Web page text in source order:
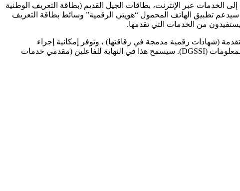
والولوج العادل إلى الخدمات عبر الإنترنت، بطاقات الجيل القديم (بطاقة التعريف الوطنية
سيدعم تطبيق الهاتف المحمول “هويتي الرقمية” وسائط بطاقة التعريف
2: تتمتع بطاقة التعريف الوطنية الإلكترونية 2 أيضا على قدرات تشفير متقدمة (شهادات رقمية مدمجة في رقاقتها) ، وتوفر إمكانية إجراء
“التوقيعات الرقمية”. بدأ مشروع تأهيل بطاقة التعريف الوطنية الإلكترونية 2 كآلية مادية للتوقيع الرقمي مع المديرية العامة لأمن نظم المعلومات (DGSSI). سيسمح هذا في النهاية للفاعلين (مقدمي خدمات